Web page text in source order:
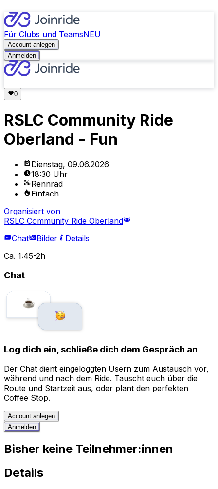
Für Clubs und TeamsNEU
Account anlegen
Anmelden
RSLC Community Ride
Oberland - Fun
Dienstag, 09.06.2026
18:30 Uhr
Rennrad
Einfach
Organisiert von
RSLC Community Ride Oberland
Chat
Bilder
Details
Ca. 1:45-2h
Chat
Log dich ein, schließe dich dem Gespräch an
Der Chat dient eingeloggten Usern zum Austausch vor,
während und nach dem Ride. Tauscht euch über die
Route und Startzeit aus, oder plant den perfekten
Coffee Stop.
Account anlegen
Anmelden
Bisher keine Teilnehmer:innen
Details